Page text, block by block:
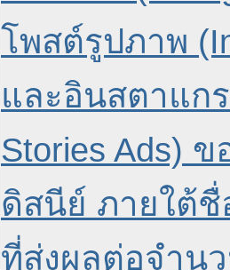
โพสต์รูปภาพ
และอินสตาแก
Stories Ads)
ดิสนีย์ ภายใต้ชื่
ที่ส่งผลต่อจำน